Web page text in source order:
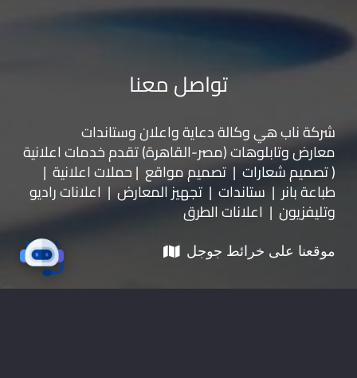
تواصل معنا
شركة ناب هي وكالة دعاية واعلان وستاندات
معارضوتابلوهات(مصر-القاهرة) تقدم خدمات اعلانية
( تصميم شعارات | تصميم مواقع | حملات اعلانية |
طباعة بانر | ستاندات | تجهيز المعارض | اعلانات راديو
وتليفزيون | اعلانات الطرق
موقعنا على خرائط جوجل